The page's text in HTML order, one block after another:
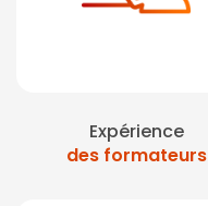
Expérience
des formateurs